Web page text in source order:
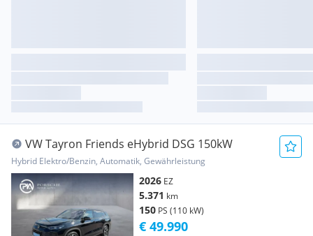
VW Tayron Friends eHybrid DSG 150kW
Hybrid Elektro/Benzin, Automatik, Gewährleistung
2026 EZ
5.371 km
150 PS (110 kW)
€ 49.990